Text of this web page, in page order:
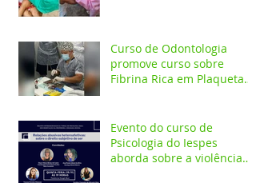
Curso de Odontologia
promove curso sobre
Fibrina Rica em Plaquetas
Evento do curso de
Psicologia do Iespes
aborda sobre a violência